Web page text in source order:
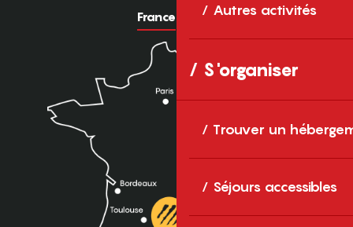
Autres activités
S'organiser
Trouver un
Séjours accessibles
France Europe